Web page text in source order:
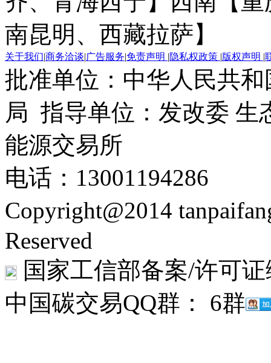
南昆明、西藏拉萨】
关于我们|商务洽谈|广告服务|免责声明 |隐私权政策 |版权声明 |
批准单位：中华人民共
局 指导单位：发改委 生
能源交易所
电话：13001194286
Copyright@2014
Reserved
国家工信部备案/许可
中国碳交易QQ群： 6群